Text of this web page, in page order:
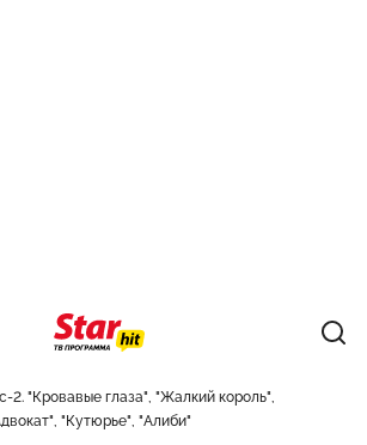
2. "Кровавые глаза", "Жалкий король",
"Кутюрье", "Алиби"